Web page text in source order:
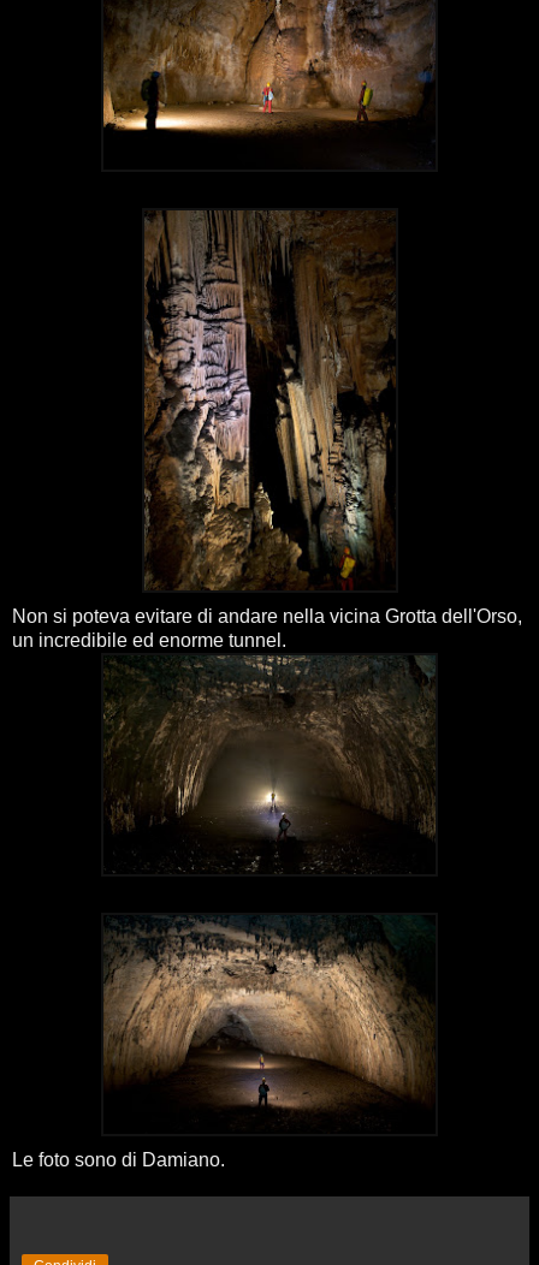
Non si poteva evitare di andare nella vicina Grotta dell'Orso,
un incredibile ed enorme tunnel.
Le foto sono di Damiano.